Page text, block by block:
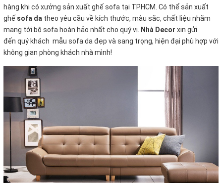
hàng khi có xưởng sản xuất ghế sofa tại TPHCM. Có thể sản xuất
ghế sofa da theo yêu cầu về kích thước, màu sắc, chất liệu nhằm
mang tới bộ sofa hoàn hảo nhất cho quý vị. Nhà Decor xin gửi
đến quý khách mẫu sofa da đẹp và sang trọng, hiện đại phù hợp với
không gian phòng khách nhà mình!